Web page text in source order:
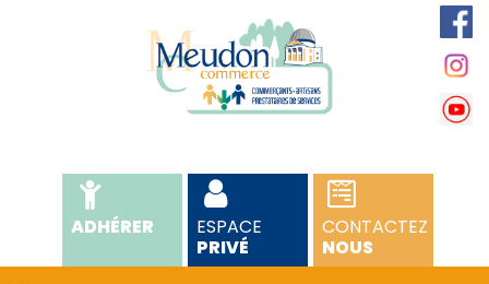
ADHÉRER
ESPACE
PRIVÉ
CONTACTEZ
NOUS